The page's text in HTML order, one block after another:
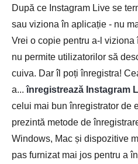
După ce Instagram Live se
sau viziona în aplicație - nu
Vrei o copie pentru a-l viziona
nu permite utilizatorilor să
cuiva. Dar îl poți înregistra!
a...înregistrează Instagram
celui mai bun înregistrator de
prezintă metode de
Windows, Mac și dispozitive
pas furnizat mai jos pentru a